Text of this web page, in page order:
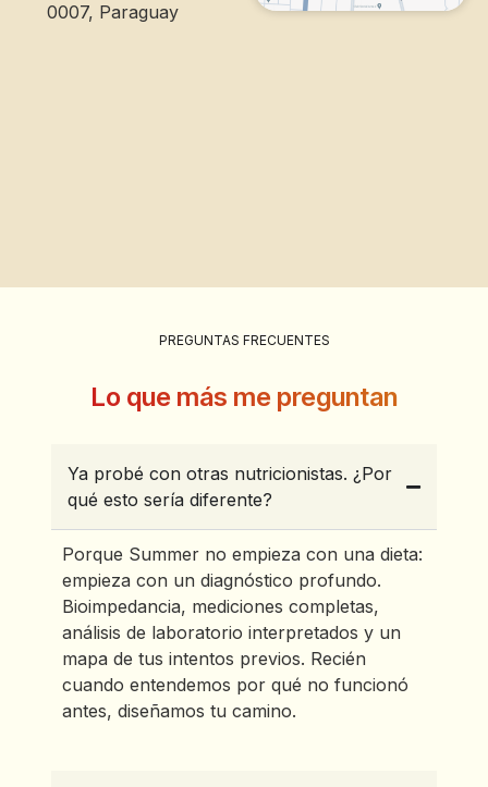
0007, Paraguay
PREGUNTAS FRECUENTES
Lo que más me preguntan
Ya probé con otras nutricionistas. ¿Por
qué esto sería diferente?
Porque Summer no empieza con una dieta:
empieza con un diagnóstico profundo.
Bioimpedancia, mediciones completas,
análisis de laboratorio interpretados y un
mapa de tus intentos previos. Recién
cuando entendemos por qué no funcionó
antes, diseñamos tu camino.